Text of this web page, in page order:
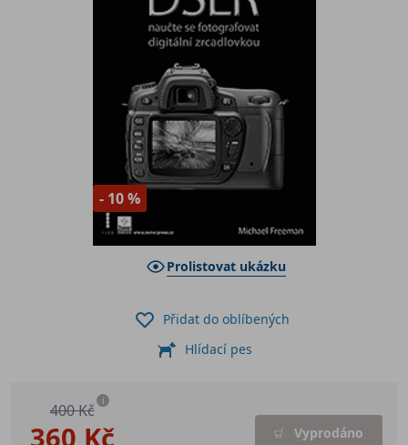
- 10 %
Prolistovat ukázku
360 Kč
400 Kč i
Vyprodáno
Přidat do oblíbených
Hlídací pes